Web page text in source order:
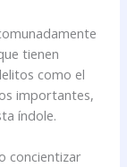
tienen
como el
importantes,
índole.
concientizar